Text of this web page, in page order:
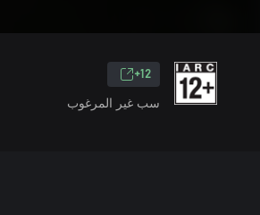
12+
سب غير المرغوب